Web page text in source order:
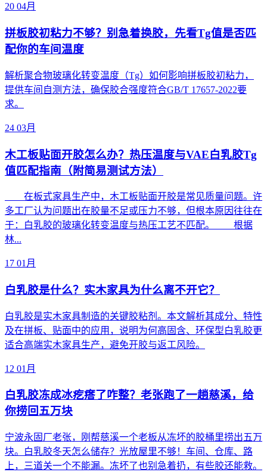
20 04月
拼板胶初粘力不够？别急着换胶，先看Tg值是否匹
配你的车间温度
解析聚合物玻璃化转变温度（Tg）如何影响拼板胶初粘力，
提供车间自测方法，确保胶合强度符合GB/T 17657-2022要
求。
24 03月
木工板贴面开胶怎么办？热压温度与VAE白乳胶Tg
值匹配指南（附简易测试方法）
在板式家具生产中，木工板贴面开胶是常见质量问题。许
多工厂认为问题出在胶量不足或压力不够，但根本原因往往在
于：白乳胶的玻璃化转变温度与热压工艺不匹配。 根据
林...
17 01月
白乳胶是什么？实木家具为什么离不开它？
白乳胶是实木家具制造的关键胶粘剂。本文解析其成分、特性
及在拼板、贴面中的应用，说明为何高固含、环保型白乳胶更
适合高端实木家具生产，避免开胶与返工风险。
12 01月
白乳胶冻成冰疙瘩了咋整？老张跑了一趟慈溪，给
你捞回五万块
宁波永固厂老张，刚帮慈溪一个老板从冻坏的胶桶里捞出五万
块。白乳胶冬天怎么储存？光放屋里不够！车间、仓库、路
上，三道关一个不能漏。冻坏了也别急着扔，有些胶还能救。